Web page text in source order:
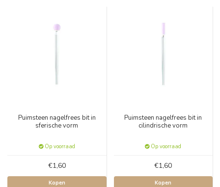
Puimsteen nagelfrees bit in
sferische vorm
Op voorraad
€1,60
Kopen
Puimsteen nagelfrees bit in
cilindrische vorm
Op voorraad
€1,60
Kopen